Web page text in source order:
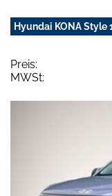
Hyundai KONA Style
Preis:
MWSt: